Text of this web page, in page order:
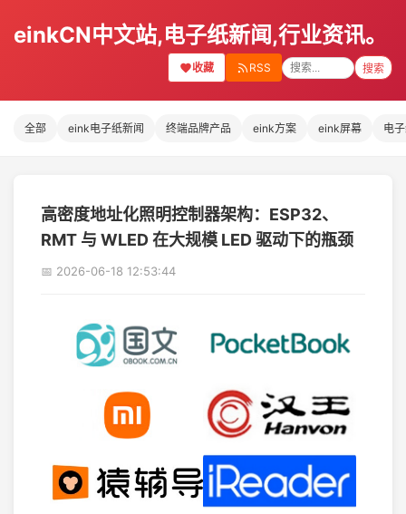
einkCN中文站,电子纸新闻,行业资讯。
收藏 RSS 搜索
全部 eink电子纸新闻 终端品牌产品 eink方案 eink屏幕 电
高密度地址化照明控制器架构：ESP32、
RMT 与 WLED 在大规模 LED 驱动下的瓶颈
📅 2026-06-18 12:53:44